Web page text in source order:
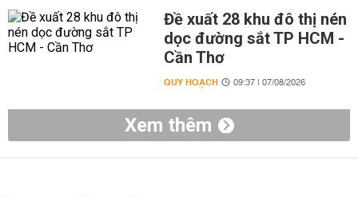
Đề xuất 28 khu đô thị nén
dọc đường sắt TP HCM -
Cần Thơ
QUY HOẠCH 09:37 | 07/08/2026
Xem thêm